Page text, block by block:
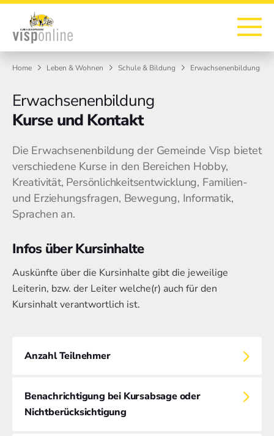
Zur Startseite
Zur Hauptnavigation
Zur Suche
Zum Hauptinhalt
Zum Fussbereich
Home Leben & Wohnen Schule & Bildung Erwachsenenbildung
Erwachsenenbildung
Kurse und Kontakt
Die Erwachsenenbildung der Gemeinde Visp bietet
verschiedene Kurse in den Bereichen Hobby,
Kreativität, Persönlichkeitsentwicklung, Familien-
und Erziehungsfragen, Bewegung, Informatik,
Sprachen an.
Infos über Kursinhalte
Auskünfte über die Kursinhalte gibt die jeweilige
Leiterin, bzw. der Leiter welche(r) auch für den
Kursinhalt verantwortlich ist.
Anzahl Teilnehmer
Benachrichtigung bei Kursabsage oder
Nichtberücksichtigung